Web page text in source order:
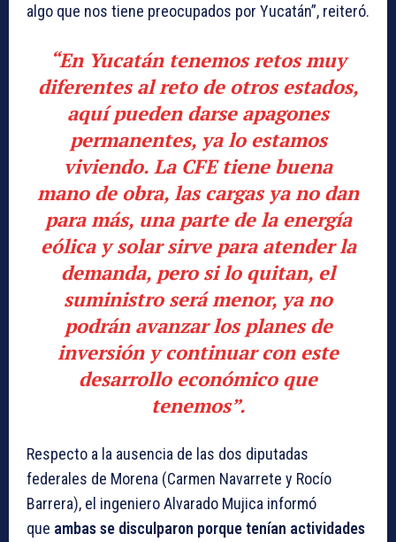
algo que nos tiene preocupados por Yucatán”, reiteró.
“En Yucatán tenemos retos muy
diferentes al reto de otros estados,
aquí pueden darse apagones
permanentes, ya lo estamos
viviendo. La CFE tiene buena
mano de obra, las cargas ya no dan
para más, una parte de la energía
eólica y solarsirve para atender la
demanda, pero si lo quitan, el
suministro será menor, ya no
podrán avanzar los planes de
inversión y continuar con este
desarrollo económico que
tenemos”.
Respecto a la ausencia de las dos diputadas
federales de Morena (Carmen Navarrete y Rocío
Barrera), el ingeniero Alvarado Mujica informó
que ambas se disculparon porque tenían actividades